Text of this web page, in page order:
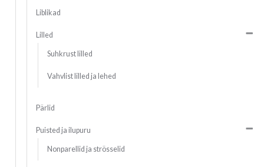
Liblikad
Lilled
Suhkrust lilled
Vahvlist lilled ja lehed
Pärlid
Puisted ja ilupuru
Nonparellid ja strösselid